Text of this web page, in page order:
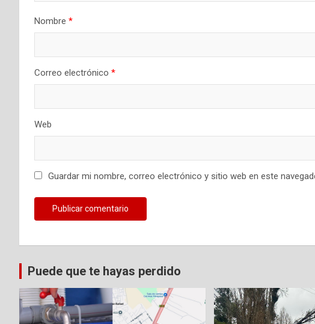
Nombre *
Correo electrónico *
Web
Guardar mi nombre, correo electrónico y sitio web en este
Puede que te hayas perdido